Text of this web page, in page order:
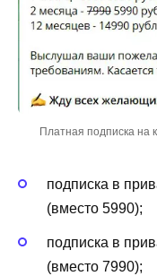
Платная подписка на
подписка в
(вместо 5990);
подписка в
(вместо 7990);